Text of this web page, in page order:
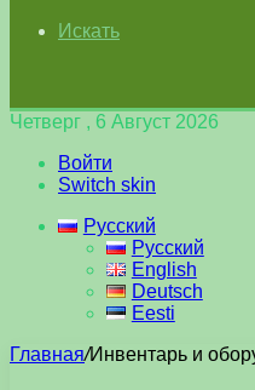
Искать
Четверг , 6 Август 2026
Войти
Switch skin
Русский
Русский
English
Deutsch
Eesti
Главная/Инвентарь и